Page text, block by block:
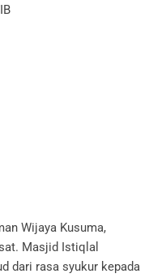
Wijaya Kusuma,
Masjid Istiqlal
dari rasa syukur kepada